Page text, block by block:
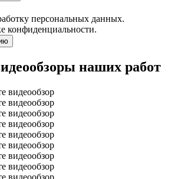
персональных данных.
конфиденциальности.
наших работ
видеообзор
видеообзор
видеообзор
видеообзор
видеообзор
видеообзор
видеообзор
видеообзор
видеообзор